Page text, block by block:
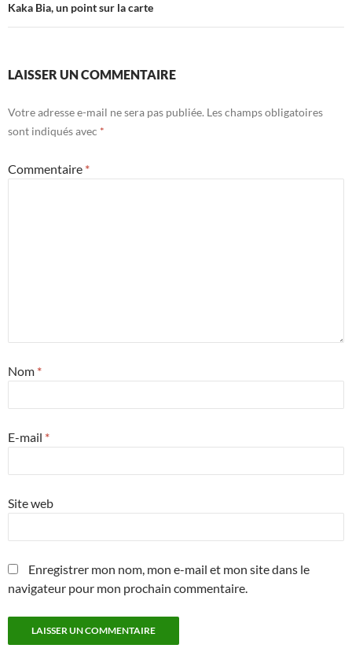
Kaka Bia, un point sur la carte
LAISSER UN COMMENTAIRE
Votre adresse e-mail ne sera pas publiée. Les champs obligatoires
sont indiqués avec *
Commentaire *
Nom *
E-mail *
Site web
Enregistrer mon nom, mon e-mail et mon site dans le
navigateur pour mon prochain commentaire.